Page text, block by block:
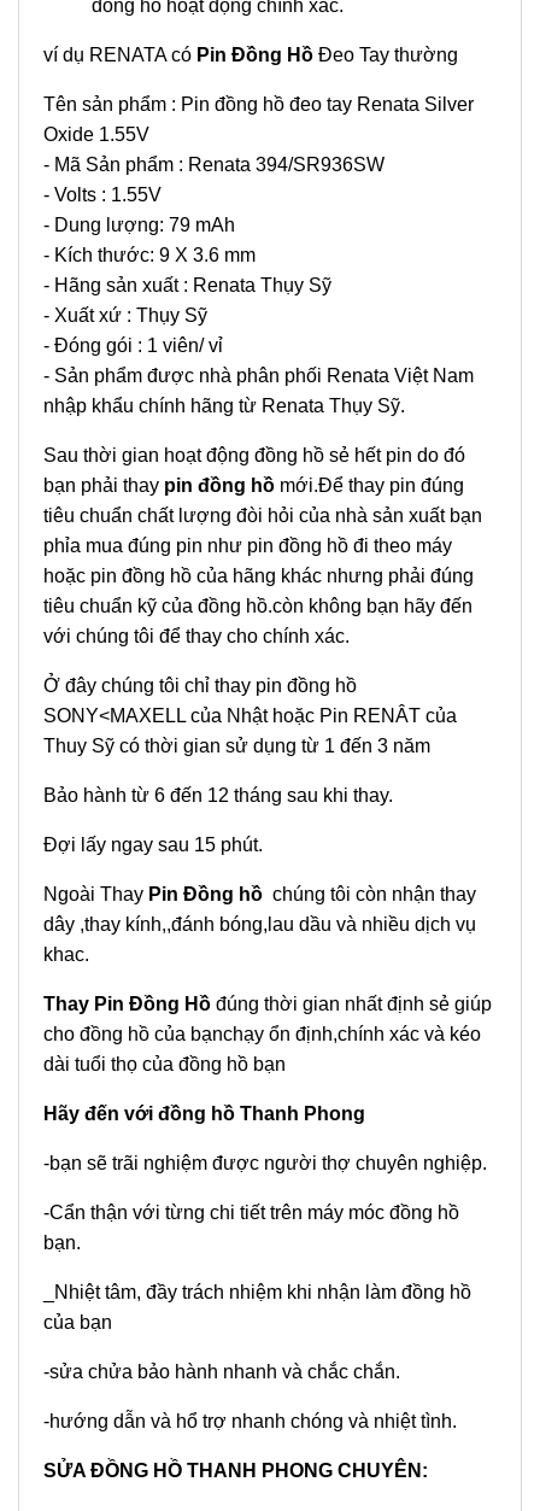
đồng hồ hoạt động chính xác.
ví dụ RENATA có Pin Đồng Hồ Đeo Tay thường
Tên sản phẩm : Pin đồng hồ đeo tay Renata Silver
Oxide 1.55V
- Mã Sản phẩm : Renata 394/SR936SW
- Volts : 1.55V
- Dung lượng: 79 mAh
- Kích thước: 9 X 3.6 mm
- Hãng sản xuất : Renata Thụy Sỹ
- Xuất xứ : Thụy Sỹ
- Đóng gói : 1 viên/ vỉ
- Sản phẩm được nhà phân phối Renata Việt Nam
nhập khẩu chính hãng từ Renata Thụy Sỹ.
Sau thời gian hoạt động đồng hồ sẻ hết pin do đó
bạn phải thay pin đồng hồ mới.Để thay pin đúng
tiêu chuẩn chất lượng đòi hỏi của nhà sản xuất bạn
phỉa mua đúng pin như pin đồng hồ đi theo máy
hoặc pin đồng hồ của hãng khác nhưng phải đúng
tiêu chuẩn kỹ của đồng hồ.còn không bạn hãy đến
với chúng tôi để thay cho chính xác.
Ở đây chúng tôi chỉ thay pin đồng hồ
SONY<MAXELL của Nhật hoặc Pin RENÂT của
Thuy Sỹ có thời gian sử dụng từ 1 đến 3 năm
Bảo hành từ 6 đến 12 tháng sau khi thay.
Đợi lấy ngay sau 15 phút.
Ngoài Thay Pin Đồng hồ chúng tôi còn nhận thay
dây ,thay kính,,đánh bóng,lau dầu và nhiều dịch vụ
khac.
Thay Pin Đồng Hồ đúng thời gian nhất định sẻ giúp
cho đồng hồ của bạnchạy ổn định,chính xác và kéo
dài tuổi thọ của đồng hồ bạn
Hãy đến với đồng hồ Thanh Phong
-bạn sẽ trãi nghiệm được người thợ chuyên nghiệp.
-Cẩn thận với từng chi tiết trên máy móc đồng hồ
bạn.
_Nhiệt tâm, đầy trách nhiệm khi nhận làm đồng hồ
của bạn
-sửa chửa bảo hành nhanh và chắc chắn.
-hướng dẫn và hổ trợ nhanh chóng và nhiệt tình.
SỬA ĐỒNG HỒ THANH PHONG CHUYÊN: